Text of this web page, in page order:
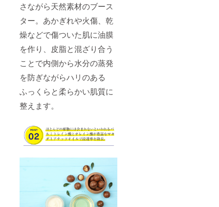
さながら天然素材のブース
ター。あかぎれや火傷、乾
燥などで傷ついた肌に油膜
を作り、皮脂と混ざり合う
ことで内側から水分の蒸発
を防ぎながらハリのある
ふっくらと柔らかい肌質に
整えます。